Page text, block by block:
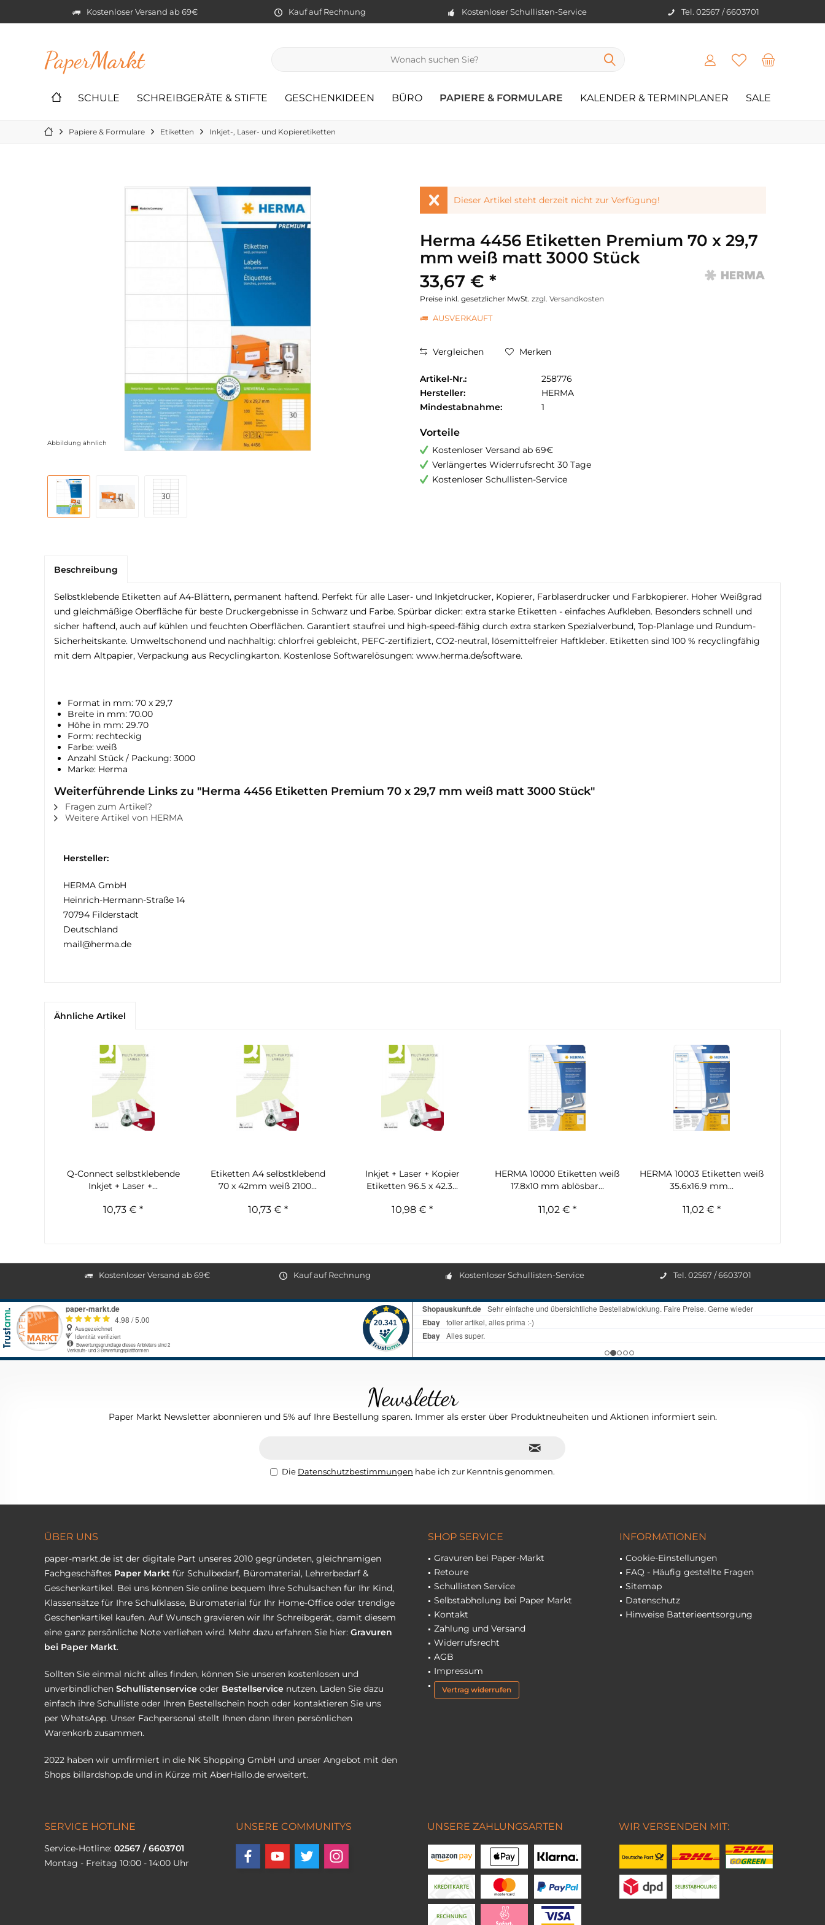
Kostenloser Versand ab 69€ Kauf auf Rechnung Kostenloser Schullisten-Service Tel. 02567 / 6603701
PaperMarkt
SCHULE SCHREIBGERÄTE & STIFTE GESCHENKIDEEN BÜRO PAPIERE & FORMULARE KALENDER & TERMINPLANER SALE
Papiere & Formulare Etiketten Inkjet-, Laser- und Kopieretiketten
Abbildung ähnlich
Dieser Artikel steht derzeit nicht zur Verfügung!
Herma 4456 Etiketten Premium 70 x 29,7
mm weiß matt 3000 Stück
33,67 € *
Preise inkl. gesetzlicher MwSt. zzgl. Versandkosten
AUSVERKAUFT
Vergleichen Merken
Artikel-Nr.:
258776
Hersteller:
HERMA
Mindestabnahme:
1
Vorteile
Kostenloser Versand ab 69€
Verlängertes Widerrufsrecht 30 Tage
Kostenloser Schullisten-Service
Beschreibung
Selbstklebende Etiketten auf A4-Blättern, permanent haftend. Perfekt für alle Laser- und Inkjetdrucker, Kopierer, Farblaserdrucker und Farbkopierer. Hoher Weißgrad
und gleichmäßige Oberfläche für beste Druckergebnisse in Schwarz und Farbe. Spürbar dicker: extra starke Etiketten - einfaches Aufkleben. Besonders schnell und
sicher haftend, auch auf kühlen und feuchten Oberflächen. Garantiert staufrei und high-speed-fähig durch extra starken Spezialverbund, Top-Planlage und Rundum-
Sicherheitskante. Umweltschonend und nachhaltig: chlorfrei gebleicht, PEFC-zertifiziert, CO2-neutral, lösemittelfreier Haftkleber. Etiketten sind 100 % recyclingfähig
mit dem Altpapier, Verpackung aus Recyclingkarton. Kostenlose Softwarelösungen: www.herma.de/software.
Format in mm: 70 x 29,7
Breite in mm: 70.00
Höhe in mm: 29.70
Form: rechteckig
Farbe: weiß
Anzahl Stück / Packung: 3000
Marke: Herma
Weiterführende Links zu "Herma 4456 Etiketten Premium 70 x 29,7 mm weiß matt 3000 Stück"
Fragen zum Artikel?
Weitere Artikel von HERMA
Hersteller:
HERMA GmbH
Heinrich-Hermann-Straße 14
70794 Filderstadt
Deutschland
mail@herma.de
Ähnliche Artikel
Q-Connect selbstklebende
Inkjet + Laser +...
10,73 € *
Etiketten A4 selbstklebend
70 x 42mm weiß 2100...
10,73 € *
Inkjet + Laser + Kopier
Etiketten 96.5 x 42.3...
10,98 € *
HERMA 10000 Etiketten weiß
17.8x10 mm ablösbar...
11,02 € *
HERMA 10003 Etiketten weiß
35.6x16.9 mm...
11,02 € *
Kostenloser Versand ab 69€ Kauf auf Rechnung Kostenloser Schullisten-Service Tel. 02567 / 6603701
Newsletter
Paper Markt Newsletter abonnieren und 5% auf Ihre Bestellung sparen. Immer als erster über Produktneuheiten und Aktionen informiert sein.
Die Datenschutzbestimmungen habe ich zur Kenntnis genommen.
ÜBER UNS
paper-markt.de ist der digitale Part unseres 2010 gegründeten, gleichnamigen
Fachgeschäftes Paper Markt für Schulbedarf, Büromaterial, Lehrerbedarf &
Geschenkartikel. Bei uns können Sie online bequem Ihre Schulsachen für Ihr Kind,
Klassensätze für Ihre Schulklasse, Büromaterial für Ihr Home-Office oder trendige
Geschenkartikel kaufen. Auf Wunsch gravieren wir Ihr Schreibgerät, damit diesem
eine ganz persönliche Note verliehen wird. Mehr dazu erfahren Sie hier: Gravuren
bei Paper Markt.
Sollten Sie einmal nicht alles finden, können Sie unseren kostenlosen und
unverbindlichen Schullistenservice oder Bestellservice nutzen. Laden Sie dazu
einfach ihre Schulliste oder Ihren Bestellschein hoch oder kontaktieren Sie uns
per WhatsApp. Unser Fachpersonal stellt Ihnen dann Ihren persönlichen
Warenkorb zusammen.
2022 haben wir umfirmiert in die NK Shopping GmbH und unser Angebot mit den
Shops billardshop.de und in Kürze mit AberHallo.de erweitert.
SHOP SERVICE
Gravuren bei Paper-Markt
Retoure
Schullisten Service
Selbstabholung bei Paper Markt
Kontakt
Zahlung und Versand
Widerrufsrecht
AGB
Impressum
Vertrag widerrufen
INFORMATIONEN
Cookie-Einstellungen
FAQ - Häufig gestellte Fragen
Sitemap
Datenschutz
Hinweise Batterieentsorgung
SERVICE HOTLINE
Service-Hotline: 02567 / 6603701
Montag - Freitag 10:00 - 14:00 Uhr
UNSERE COMMUNITYS UNSERE ZAHLUNGSARTEN WIR VERSENDEN MIT: